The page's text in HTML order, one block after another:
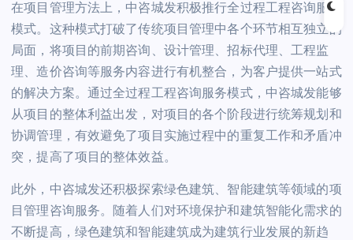
在项目管理方法上，中咨城发积极推行全过程工程咨询服务
模式。这种模式打破了传统项目管理中各个环节相互独立的
局面，将项目的前期咨询、设计管理、招标代理、工程监
理、造价咨询等服务内容进行有机整合，为客户提供一站式
的解决方案。通过全过程工程咨询服务模式，中咨城发能够
从项目的整体利益出发，对项目的各个阶段进行统筹规划和
协调管理，有效避免了项目实施过程中的重复工作和矛盾冲
突，提高了项目的整体效益。
此外，中咨城发还积极探索绿色建筑、智能建筑等领域的项
目管理咨询服务。随着人们对环境保护和建筑智能化需求的
不断提高，绿色建筑和智能建筑成为建筑行业发展的新趋